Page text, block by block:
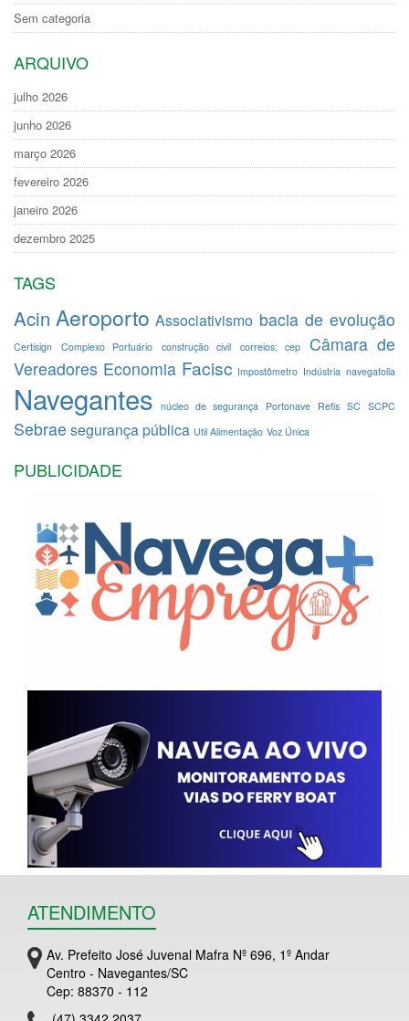
Sem categoria
ARQUIVO
julho 2026
junho 2026
março 2026
fevereiro 2026
janeiro 2026
dezembro 2025
TAGS
Acin Aeroporto Associativismo bacia de evolução
Certisign Complexo Portuário construção civil correios; cep
Câmara de
Vereadores Economia Facisc Impostômetro Indústria navegafolia
Navegantes núcleo de segurança Portonave Refis SC SCPC
Sebrae segurança pública Util Alimentação Voz Única
PUBLICIDADE
ATENDIMENTO
Av. Prefeito José Juvenal Mafra Nº 696, 1º Andar
Centro - Navegantes/SC
Cep: 88370 - 112